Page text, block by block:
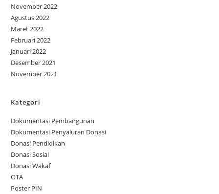
November 2022
Agustus 2022
Maret 2022
Februari 2022
Januari 2022
Desember 2021
November 2021
Kategori
Dokumentasi Pembangunan
Dokumentasi Penyaluran Donasi
Donasi Pendidikan
Donasi Sosial
Donasi Wakaf
OTA
Poster PIN